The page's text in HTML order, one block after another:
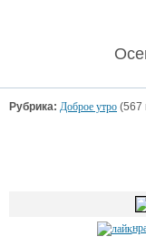
Рубрика: Доброе утро (567